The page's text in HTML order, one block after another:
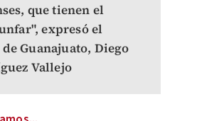
que tienen el
expresó el
Guanajuato, Diego
Vallejo